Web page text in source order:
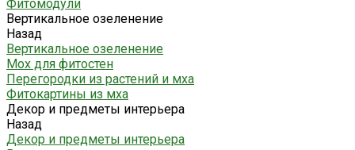
Фитомодули
Вертикальное озеленение
Назад
Вертикальное озеленение
Мох для фитостен
Перегородки из растений и мха
Фитокартины из мха
Декор и предметы интерьера
Назад
Декор и предметы интерьера